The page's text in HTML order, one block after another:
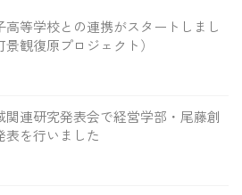
高等学校との連携がスタートしまし
観復原プロジェクト）
関連研究発表会で経営学部・尾藤創
表を行いました